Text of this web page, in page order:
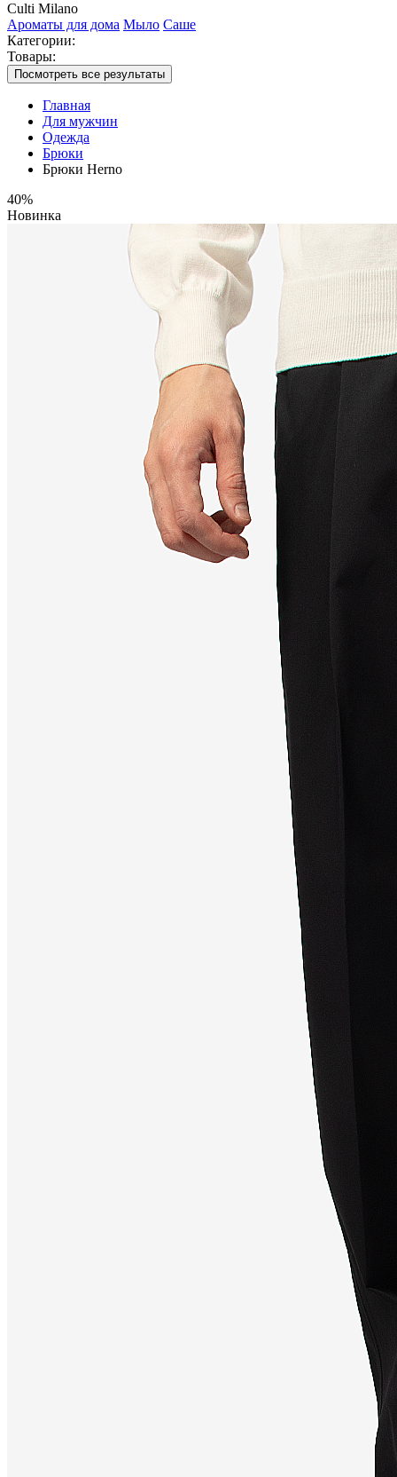
Culti Milano
Ароматы для дома Мыло Саше
Категории:
Товары:
Посмотреть все результаты
Главная
Для мужчин
Одежда
Брюки
Брюки Herno
40%
Новинка